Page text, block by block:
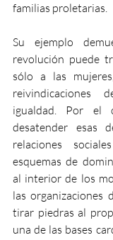
familias proletarias.
Su ejemplo
revolución puede
sólo a las
reivindicaciones
igualdad. Por el
desatender esas
relaciones
esquemas de
al interior de los
las organizaciones
tirar piedras al
una de las bases